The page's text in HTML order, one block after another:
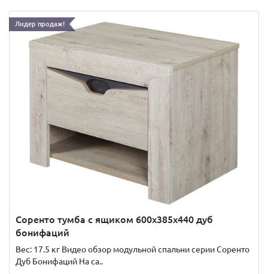
Лидер продаж!
Соренто тумба с ящиком 600х385х440 дуб
бонифаций
Вес: 17.5 кг Видео обзор модульной спальни серии Соренто
Дуб Бонифаций На са..